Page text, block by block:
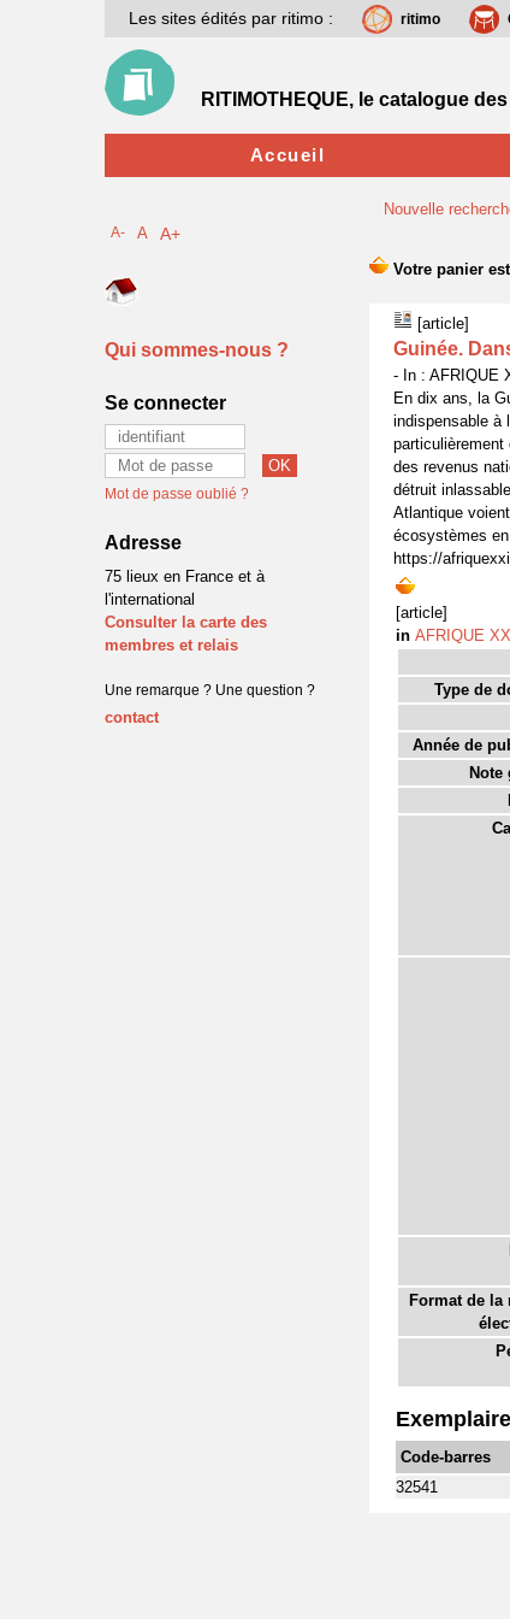
Nouvelle
[article]
Guinée.
- In : AFRIQUE
En dix ans, la
indispensable à
particulièrement
des revenus
détruit
Atlantique
écosystèmes
https://
[article]
in AFRIQUE XXI
Type de
Année de
Note
Format de la
Code-barres
32541
Les sites édités par ritimo : ritimo
RITIMOTHEQUE, le catalogue
Accueil
A- A A+
Qui sommes-nous ?
Se connecter
Mot de passe oublié ?
Adresse
75 lieux en France et à
l'international
Consulter la carte des
membres et relais
Une remarque ? Une question ?
contact